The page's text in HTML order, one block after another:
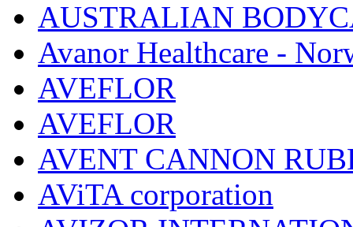
AUSTRALIAN
Avanor Healthcare -
AVEFLOR
AVEFLOR
AVENT CANNON
AViTA corporation